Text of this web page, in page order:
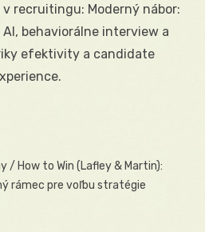
recruitingu: Moderný nábor:
behaviorálne interview a
efektivity a candidate
/ How to Win (Lafley & Martin):
rámec pre voľbu stratégie